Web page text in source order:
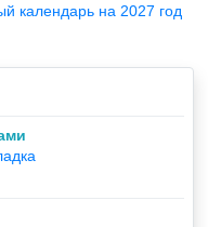
календарь на 2027 год